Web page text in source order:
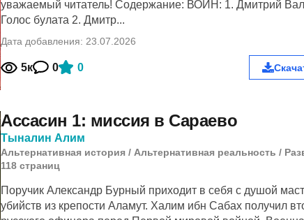
уважаемый читатель! Содержание: ВОИН: 1. Дмитрий
Голос булата 2. Дмитр...
Дата добавления: 23.07.2026
5к 0 0
Ассасин 1: миссия в Сараево
Тыналин Алим
Альтернативная история / Альтернативная реальность /
118 cтраниц
Поручик Александр Бурный приходит в себя с душой
убийств из крепости Аламут. Халим ибн Сабах получил